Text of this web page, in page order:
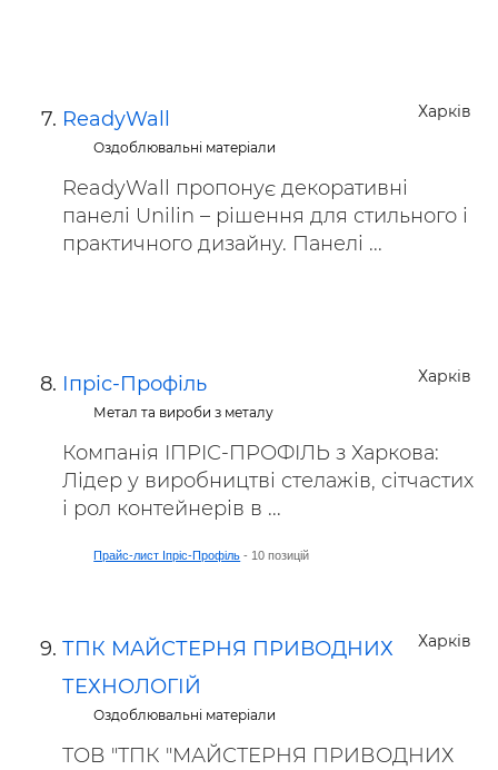
Харків
ReadyWall
Оздоблювальні матеріали
ReadyWall пропонує декоративні
панелі Unilin – рішення для стильного і
практичного дизайну. Панелі ...
Харків
Іпріс-Профіль
Метал та вироби з металу
Компанія ІПРІС-ПРОФІЛЬ з Харкова:
Лідер у виробництві стелажів, сітчастих
і рол контейнерів в ...
Прайс-лист Іпріс-Профіль - 10 позицій
Харків
ТПК МАЙСТЕРНЯ ПРИВОДНИХ
ТЕХНОЛОГІЙ
Оздоблювальні матеріали
ТОВ "ТПК "МАЙСТЕРНЯ ПРИВОДНИХ